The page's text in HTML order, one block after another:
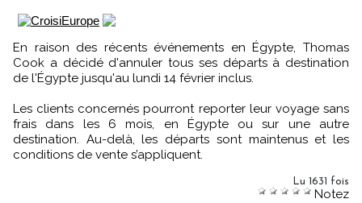
En raison des récents événements en Égypte, Thomas
Cook a décidé d'annuler tous ses départs à destination
de l'Égypte jusqu'au lundi 14 février inclus.
Les clients concernés pourront reporter leur voyage sans
frais dans les 6 mois, en Égypte ou sur une autre
destination. Au-delà, les départs sont maintenus et les
conditions de vente s’appliquent.
Lu 1631 fois
Notez